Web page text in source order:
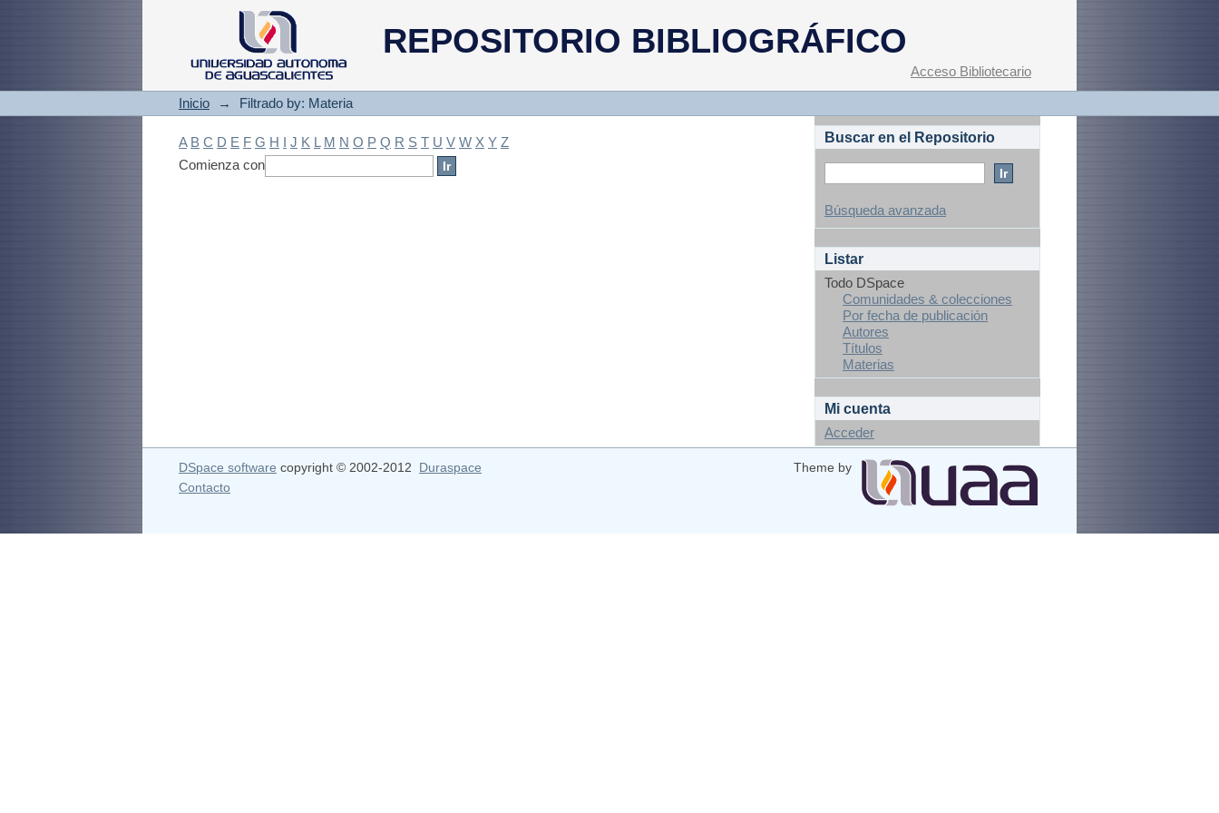
REPOSITORIO BIBLIOGRÁFICO
Filtrado by: Materia
Acceso Bibliotecario
Inicio → Filtrado by: Materia
A B C D E F G H I J K L M N O P Q R S T U V W X Y Z
Comienza con
Buscar en el Repositorio
Búsqueda avanzada
Listar
Todo DSpace
Comunidades & colecciones
Por fecha de publicación
Autores
Títulos
Materias
Mi cuenta
Acceder
DSpace software copyright © 2002-2012 Duraspace
Theme by
Contacto